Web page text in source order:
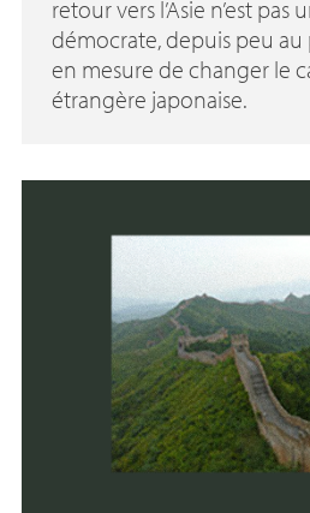
retour vers l’Asie n’est
démocrate, depuis peu au
en mesure de changer le
étrangère japonaise.